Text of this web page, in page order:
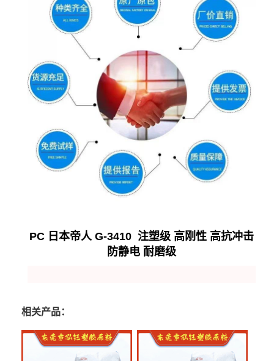
PC 日本帝人 G-3410 注塑级 高刚性 高抗冲击
防静电 耐磨级
相关产品：